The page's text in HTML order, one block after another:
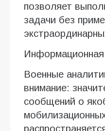
позволяет
задачи без
Информационная
Военные
внимание:
сообщений о